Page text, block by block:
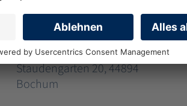
2-Zimmer Wohnung
in Werne
Staudengarten 20, 44894
Bochum